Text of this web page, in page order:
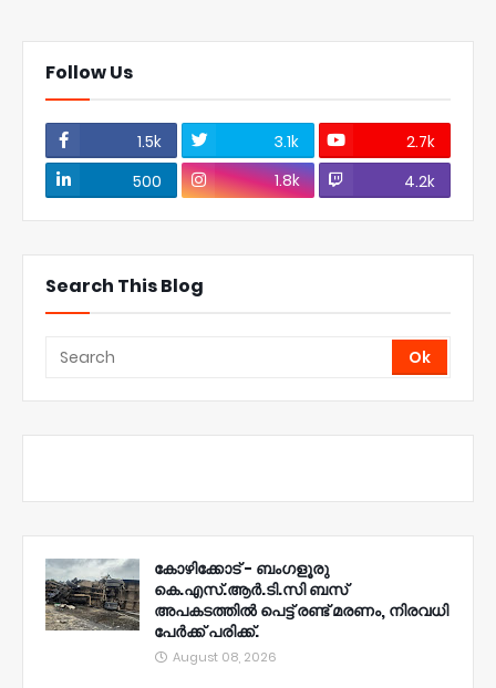
Follow Us
1.5k 3.1k
2.7k
500
1.8k 4.2k
Search This Blog
കോഴിക്കോട് - ബംഗളൂരു
കെ.എസ്.ആർ.ടി.സി ബസ്
അപകടത്തിൽ പെട്ട് രണ്ട് മരണം, നിരവധി
പേർക്ക് പരിക്ക്.
August 08, 2026